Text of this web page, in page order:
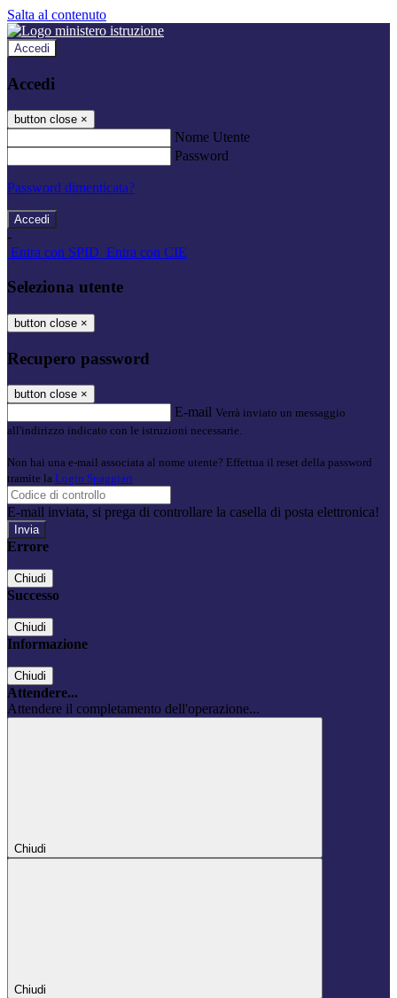
Salta al contenuto
Accedi
Accedi
button close ×
Nome Utente
Password
Password dimenticata?
-
Entra con SPID Entra con CIE
Seleziona utente
button close ×
Recupero password
button close ×
E-mail Verrà inviato un messaggio
all'indirizzo indicato con le istruzioni necessarie.
Non hai una e-mail associata al nome utente? Effettua il reset della password
tramite la Login Spaggiari
E-mail inviata, si prega di controllare la casella di posta elettronica!
Errore
Chiudi
Successo
Chiudi
Informazione
Chiudi
Attendere...
Attendere il completamento dell'operazione...
Chiudi
Chiudi